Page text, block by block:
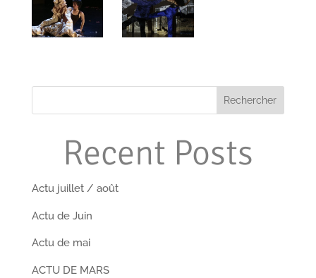
Rechercher
Recent Posts
Actu juillet / août
Actu de Juin
Actu de mai
ACTU DE MARS